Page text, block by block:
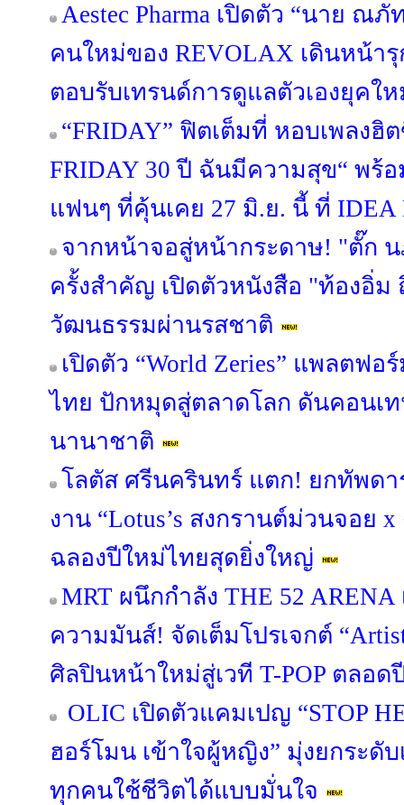
Aestec Pharma เปิดตัว “นาย ณภั
คนใหม่ของ REVOLAX เดินหน้า
ตอบรับเทรนด์การดูแลตัวเองยุคใ
“FRIDAY” ฟิตเต็มที่ หอบเพลงฮิ
FRIDAY 30 ปี ฉันมีความสุข“ พร้
แฟนๆ ที่คุ้นเคย 27 มิ.ย. นี้ ที่ IDEA
จากหน้าจอสู่หน้ากระดาษ! "ตั๊ก
ครั้งสำคัญ เปิดตัวหนังสือ "ท้องอิ่ม
วัฒนธรรมผ่านรสชาติ
เปิดตัว “World Zeries” แพลตฟ
ไทย ปักหมุดสู่ตลาดโลก ดันคอนเ
นานาชาติ
โลตัส ศรีนครินทร์ แตก! ยกทัพดา
งาน “Lotus’s สงกรานต์ม่วนจอย
ฉลองปีใหม่ไทยสุดยิ่งใหญ่
MRT ผนึกกำลัง THE 52
ความมันส์! จัดเต็มโปรเจกต์
ศิลปินหน้าใหม่สู่เวที T-POP ตลอด
OLIC เปิดตัวแคมเปญ “STOP
ฮอร์โมน เข้าใจผู้หญิง” มุ่งยกระดั
ทุกคนใช้ชีวิตได้แบบมั่นใจ